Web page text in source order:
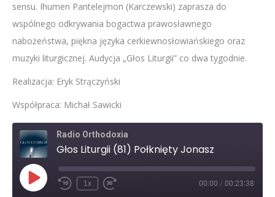
sensu. Ihumen Pantelejmon (Karczewski) zaprasza do
wspólnego odkrywania bogactwa prawosławnego
nabożeństwa, piękna języka cerkiewnosłowiańskiego oraz
muzyki liturgicznej. Audycja „Głos Liturgii” co dwa tygodnie.
Realizacja: Eryk Strączyński
Współpraca: Michał Sawicki
Radio Orthodoxia
Głos Liturgii (81) Połknięty Jonasz
Play
EpisodeRewind
1x
Fast
00:00 / 00:23:38